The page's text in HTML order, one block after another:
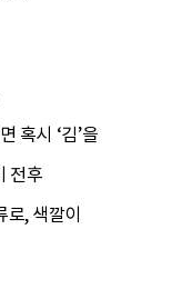
혹시 ‘김’을
전후
, 색깔이